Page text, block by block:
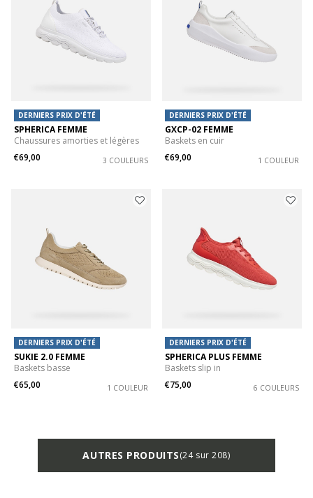
DERNIERS PRIX D'ÉTÉ
SPHERICA FEMME
Chaussures amorties et légères
€69,00
3 COULEURS
DERNIERS PRIX D'ÉTÉ
GXCP-02 FEMME
Baskets en cuir
€69,00
1 COULEUR
DERNIERS PRIX D'ÉTÉ
SUKIE 2.0 FEMME
Baskets basse
€65,00
1 COULEUR
DERNIERS PRIX D'ÉTÉ
SPHERICA PLUS FEMME
Baskets slip in
€75,00
6 COULEURS
AUTRES PRODUITS(24 sur 208)